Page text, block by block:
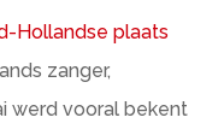
Hollandse plaats
zanger,
werd vooral bekent